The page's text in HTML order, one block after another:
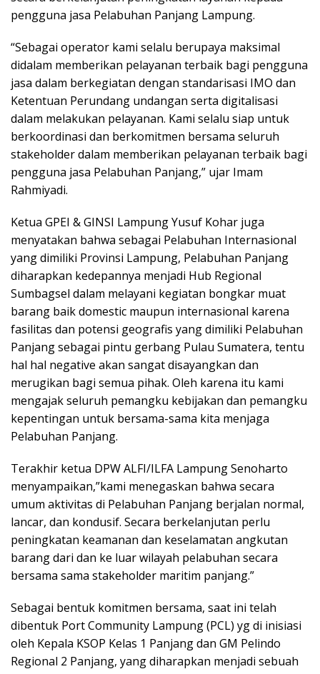
pengguna jasa Pelabuhan Panjang Lampung.
“Sebagai operator kami selalu berupaya maksimal
didalam memberikan pelayanan terbaik bagi pengguna
jasa dalam berkegiatan dengan standarisasi IMO dan
Ketentuan Perundang undangan serta digitalisasi
dalam melakukan pelayanan. Kami selalu siap untuk
berkoordinasi dan berkomitmen bersama seluruh
stakeholder dalam memberikan pelayanan terbaik bagi
pengguna jasa Pelabuhan Panjang,” ujar Imam
Rahmiyadi.
Ketua GPEI & GINSI Lampung Yusuf Kohar juga
menyatakan bahwa sebagai Pelabuhan Internasional
yang dimiliki Provinsi Lampung, Pelabuhan Panjang
diharapkan kedepannya menjadi Hub Regional
Sumbagsel dalam melayani kegiatan bongkar muat
barang baik domestic maupun internasional karena
fasilitas dan potensi geografis yang dimiliki Pelabuhan
Panjang sebagai pintu gerbang Pulau Sumatera, tentu
hal hal negative akan sangat disayangkan dan
merugikan bagi semua pihak. Oleh karena itu kami
mengajak seluruh pemangku kebijakan dan pemangku
kepentingan untuk bersama-sama kita menjaga
Pelabuhan Panjang.
Terakhir ketua DPW ALFI/ILFA Lampung Senoharto
menyampaikan,”kami menegaskan bahwa secara
umum aktivitas di Pelabuhan Panjang berjalan normal,
lancar, dan kondusif. Secara berkelanjutan perlu
peningkatan keamanan dan keselamatan angkutan
barang dari dan ke luar wilayah pelabuhan secara
bersama sama stakeholder maritim panjang.”
Sebagai bentuk komitmen bersama, saat ini telah
dibentuk Port Community Lampung (PCL) yg di inisiasi
oleh Kepala KSOP Kelas 1 Panjang dan GM Pelindo
Regional 2 Panjang, yang diharapkan menjadi sebuah